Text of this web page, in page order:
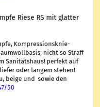
Riese RS mit glat­ter
Kom­pres­si­ons­knie­
nicht so Straff
Sa­ni­täts­haus! per­fekt auf
oder lan­gem ste­hen!
beige und sowieden
50